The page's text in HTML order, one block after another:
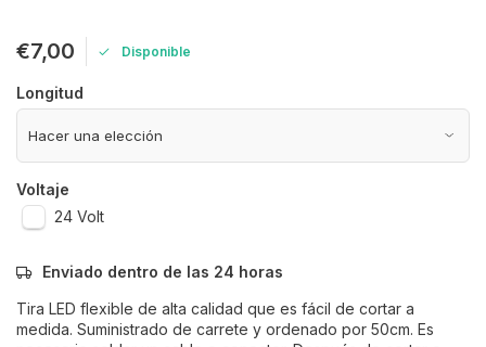
€7,00 Disponible
Longitud
Voltaje
24 Volt
Enviado dentro de las 24 horas
Tira LED flexible de alta calidad que es fácil de cortar a
medida. Suministrado de carrete y ordenado por 50cm. Es